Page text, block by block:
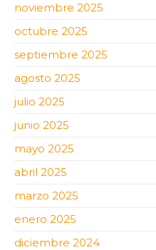
noviembre 2025
octubre 2025
septiembre 2025
agosto 2025
julio 2025
junio 2025
mayo 2025
abril 2025
marzo 2025
enero 2025
diciembre 2024